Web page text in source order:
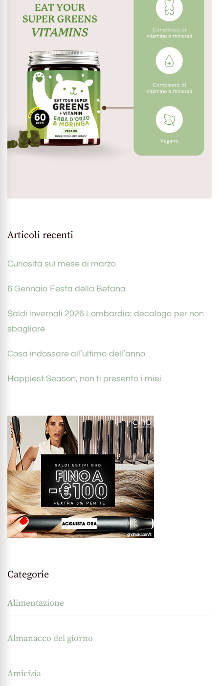
Articoli recenti
Curiosità sul mese di marzo
6 Gennaio Festa della Befana
Saldi invernali 2026 Lombardia: decalogo per non
sbagliare
Cosa indossare all’ultimo dell’anno
Happiest Season, non ti presento i miei
Categorie
Alimentazione
Almanacco del giorno
Amicizia